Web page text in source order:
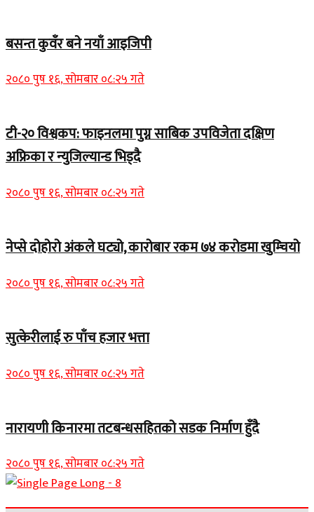
बसन्त कुवँर बने नयाँ आइजिपी
२०८० पुष १६, सोमबार ०८:२५ गते
टी-२० विश्वकप: फाइनलमा पुग्न साबिक उपविजेता दक्षिण
अफ्रिका र न्युजिल्यान्ड भिड्दै
२०८० पुष १६, सोमबार ०८:२५ गते
नेप्से दोहोरो अंकले घट्यो, कारोबार रकम ७४ करोडमा खुम्चियो
२०८० पुष १६, सोमबार ०८:२५ गते
सुत्केरीलाई रु पाँच हजार भत्ता
२०८० पुष १६, सोमबार ०८:२५ गते
नारायणी किनारमा तटबन्धसहितको सडक निर्माण हुँदै
२०८० पुष १६, सोमबार ०८:२५ गते